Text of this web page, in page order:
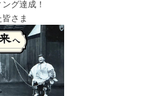
グ達成！
さま